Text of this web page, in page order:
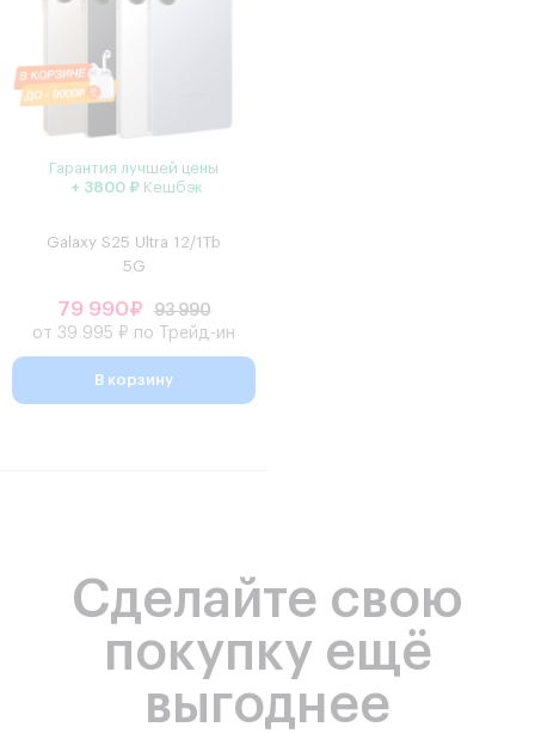
Гарантия лучшей цены
+ 3800 ₽ Кешбэк
Galaxy S25 Ultra 12/1Tb
5G
79 990₽
93 990
от 39 995 ₽ по Трейд-ин
В корзину
Сделайте свою
покупку ещё
выгоднее